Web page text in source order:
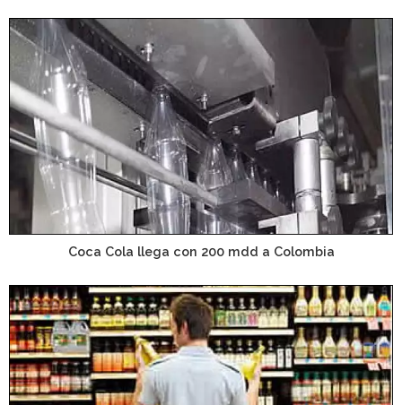
Coca Cola llega con 200 mdd a Colombia